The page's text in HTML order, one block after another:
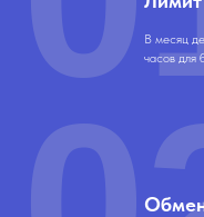
В месяц
часов для